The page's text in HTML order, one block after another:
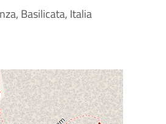
Basilicata, Italia